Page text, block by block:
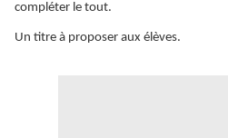
compléter le tout.
Un titre à proposer aux élèves.